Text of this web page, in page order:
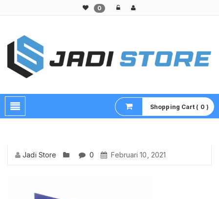
0
Shopping Cart ( 0 )
Jadi Store 0 Februari 10, 2021